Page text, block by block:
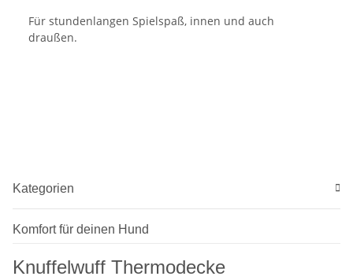
Für stundenlangen Spielspaß, innen und auch
draußen.
Kategorien
Komfort für deinen Hund
Knuffelwuff Thermodecke